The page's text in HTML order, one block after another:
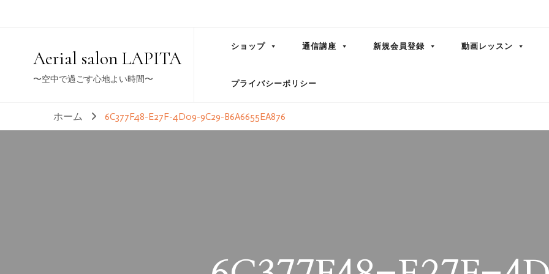
Aerial salon LAPITA
〜空中で過ごす心地よい時間〜
ショップ 通信講座 新規会員登録 動画レッスン
プライバシーポリシー
ホーム 6C377F48-E27F-4D09-9C29-B6A6655EA876